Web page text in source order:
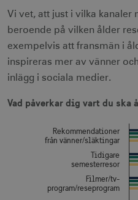
Vi vet, att just i vilka kanaler
beroende på vilken ålder
exempelvis att fransmän i
inspireras mer av vänner
inlägg i sociala medier.
Vad påverkar dig vart du ska
Bar chart with 4 data series.
View as data table, Vad påverkar
The chart has 1 Y axis
Rekommendationer
från vänner/släktingar
Tidigare
semesterresor
Filmer/tv-
program/reseprogram